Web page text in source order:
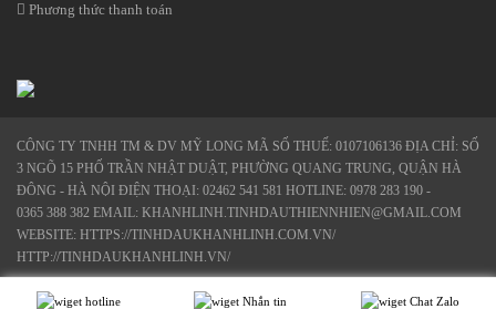
Phương thức thanh toán
CÔNG TY TNHH TM & DV MỸ LONG MÃ SỐ THUẾ: 0107106136 ĐỊA CHỈ: SỐ
3 NGÕ 15 PHỐ TRẦN NHẬT DUẬT, PHƯỜNG QUANG TRUNG, QUẬN HÀ
ĐÔNG - HÀ NỘI ĐIỆN THOẠI: 02462 541 581 HOTLINE: 0978 283 190 -
0365 388 382 EMAIL: KHANHLINH.TINHDAUTHIENNHIEN@GMAIL.COM
WEBSITE: HTTPS://TINHDAUKHANHLINH.COM.VN/
HTTP://TINHDAUKHANHLINH.VN/